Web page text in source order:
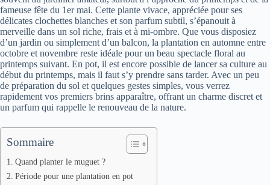
fameuse fête du 1er mai. Cette plante vivace, appréciée pour ses
délicates clochettes blanches et son parfum subtil, s’épanouit à
merveille dans un sol riche, frais et à mi-ombre. Que vous disposiez
d’un jardin ou simplement d’un balcon, la plantation en automne entre
octobre et novembre reste idéale pour un beau spectacle floral au
printemps suivant. En pot, il est encore possible de lancer sa culture au
début du printemps, mais il faut s’y prendre sans tarder. Avec un peu
de préparation du sol et quelques gestes simples, vous verrez
rapidement vos premiers brins apparaître, offrant un charme discret et
un parfum qui rappelle le renouveau de la nature.
Sommaire
Quand planter le muguet ?
Période pour une plantation en pot